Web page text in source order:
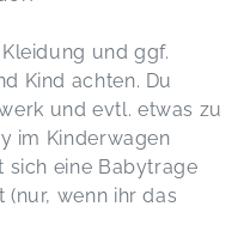
und ggf.
Kind achten. Du
und evtl. etwas zu
im Kinderwagen
sich eine Babytrage
wenn ihr das